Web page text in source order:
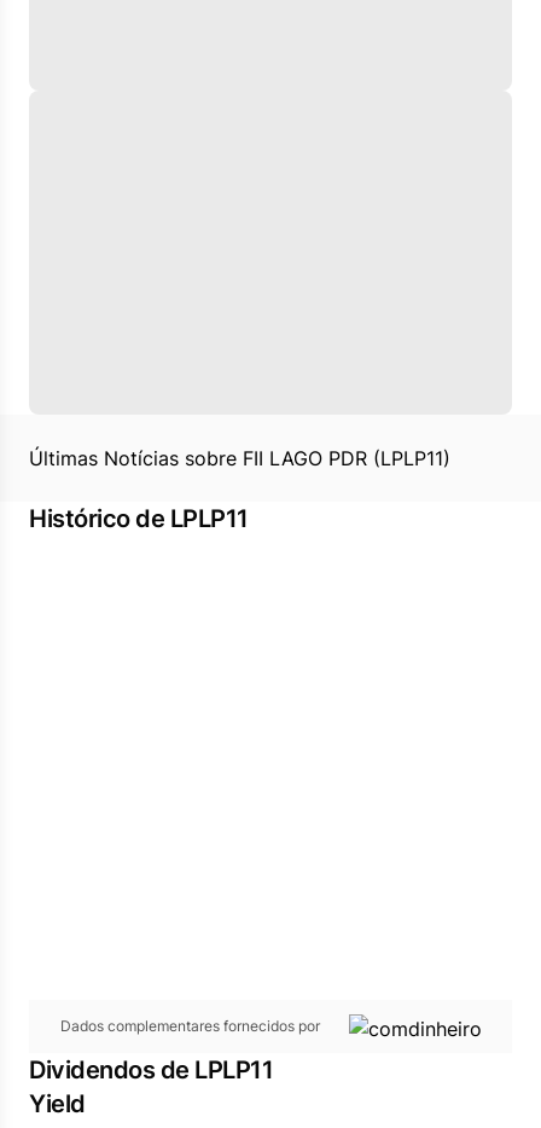
Últimas Notícias sobre FII LAGO PDR (LPLP11)
Histórico de LPLP11
Dados complementares fornecidos por
Dividendos de LPLP11
Yield